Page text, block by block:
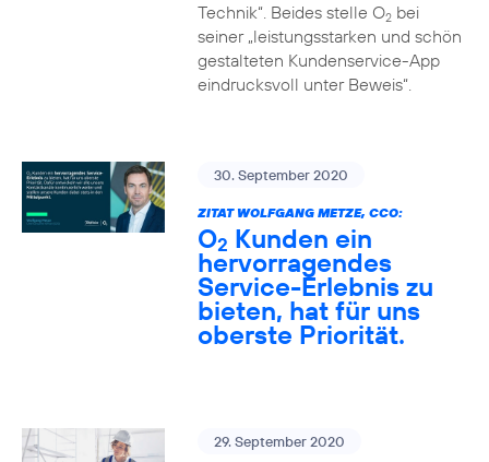
Technik“. Beides stelle O2bei
seiner „leistungsstarken und schön
gestalteten Kundenservice-App
eindrucksvoll unter Beweis“.
30. September 2020
ZITAT WOLFGANG METZE, CCO:
O2 Kunden ein
hervorragendes
Service-Erlebnis zu
bieten, hat für uns
oberste Priorität.
29. September 2020